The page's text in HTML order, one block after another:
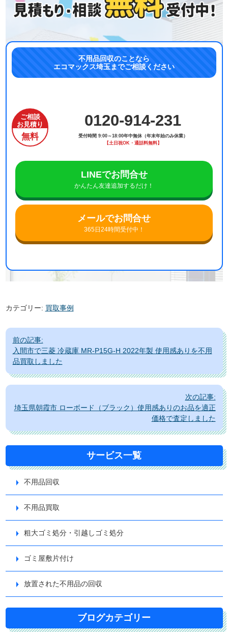
不用品回収のことなら
エコマックス埼玉までご相談ください
ご相談
お見積り
無料
0120-914-231
受付時間 9:00～18:00年中無休（年末年始のみ休業）
【土日祝OK・通話料無料】
LINEでお問合せ
かんたん友達追加するだけ！
メールでお問合せ
365日24時間受付中！
カテゴリー: 買取事例
投
稿
ナ
ビ
ゲ
ー
ョ
ン
前の記事:
入間市で三菱 冷蔵庫 MR-P15G-H 2022年製 使用感ありを不用
品買取しました
次の記事:
埼玉県朝霞市 ローボード（ブラック）使用感ありのお品を適正
価格で査定しました
サービス一覧
不用品回収
不用品買取
粗大ゴミ処分・引越しゴミ処分
ゴミ屋敷片付け
放置された不用品の回収
ブログカテゴリー